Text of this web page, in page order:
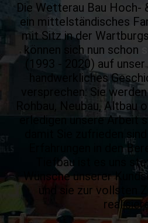
Die Wetterau Bau Hoch-
ein mittel­ständisches
mit Sitz in der
können sich nun schon
(1993 - 2020) auf
hand­werk­liches
versprechen: Sie
Rohbau, Neubau, Altbau
erledigen unsere Arbeit
damit Sie zufrieden
Erfah­rungen in den
Tiefbau ist es uns
Wünsche unserer
und sie zur vollsten